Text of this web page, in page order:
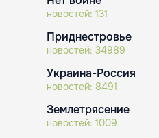
новостей: 131
Приднестровье
новостей: 34989
Украина-Россия
новостей: 8491
Землетрясение
новостей: 1009